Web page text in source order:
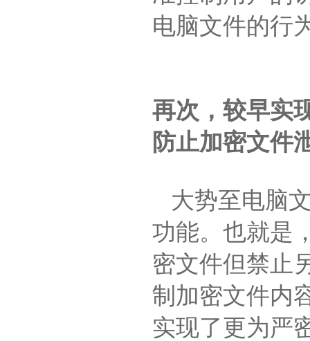
电脑文件的行
再次，较早实
防止加密文件
大势至电脑
功能。也就是
密文件但禁止
制加密文件内
实现了更为严